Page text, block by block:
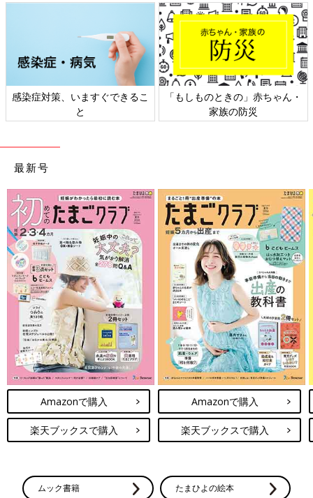
感染症対策、いますぐできるこ
と
「もしものときの」赤ちゃん・
家族の防災
最新号
Amazonで購入
楽天ブックスで購入
Amazonで購入
楽天ブックスで購入
ムック書籍 たまひよの絵本